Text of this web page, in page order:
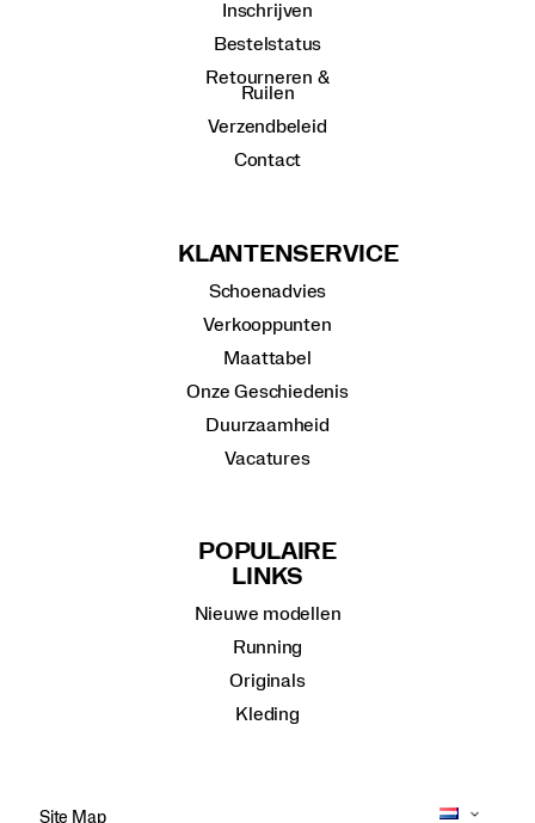
Inschrijven
Bestelstatus
Retourneren &
Ruilen
Verzendbeleid
Contact
KLANTENSERVICE
Schoenadvies
Verkooppunten
Maattabel
Onze Geschiedenis
Duurzaamheid
Vacatures
POPULAIRE
LINKS
Nieuwe modellen
Running
Originals
Kleding
Site Map